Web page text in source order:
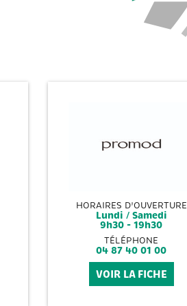
HORAIRES D'OUVERTURE
Lundi / Samedi
9h30 - 19h30
TÉLÉPHONE
04 87 40 01 00
VOIR LA FICHE